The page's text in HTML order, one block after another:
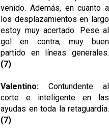
venido. Además, en cuanto a
los desplazamientos en largo
estoy muy acertado. Pese al
gol en contra, muy buen
partido en líneas generales.
(7)
Valentino: Contundente al
corte e inteligente en las
ayudas en toda la retaguardia.
(7)